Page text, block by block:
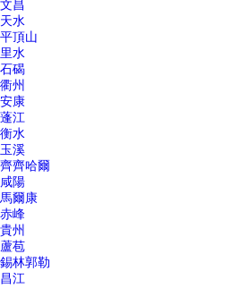
文昌
天水
平頂山
里水
石碣
衢州
安康
蓬江
衡水
玉溪
齊齊哈爾
咸陽
馬爾康
赤峰
貴州
蘆苞
錫林郭勒
昌江